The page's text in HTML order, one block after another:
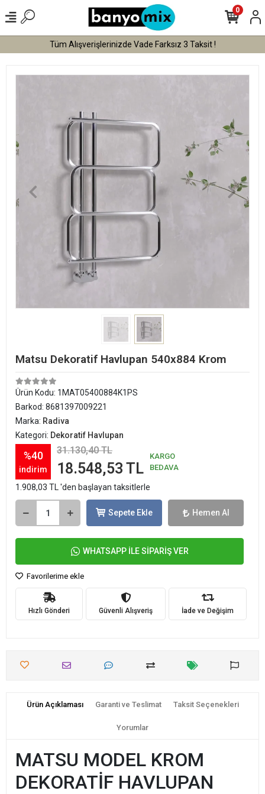
Tüm Alışverişlerinizde Vade Farksız 3 Taksit !
0
Matsu Dekoratif Havlupan 540x884 Krom
Ürün Kodu: 1MAT05400884K1PS
Barkod: 8681397009221
Marka: Radiva
Kategori: Dekoratif Havlupan
%40
indirim
31.130,40 TL
18.548,53 TL
KARGO
BEDAVA
1.908,03 TL 'den başlayan taksitlerle
Sepete Ekle Hemen Al
WHATSAPP İLE SİPARİŞ VER
Favorilerime ekle
Hızlı Gönderi Güvenli Alışveriş İade ve Değişim
Ürün Açıklaması Garanti ve Teslimat Taksit Seçenekleri
Yorumlar
MATSU MODEL KROM
DEKORATİF HAVLUPAN